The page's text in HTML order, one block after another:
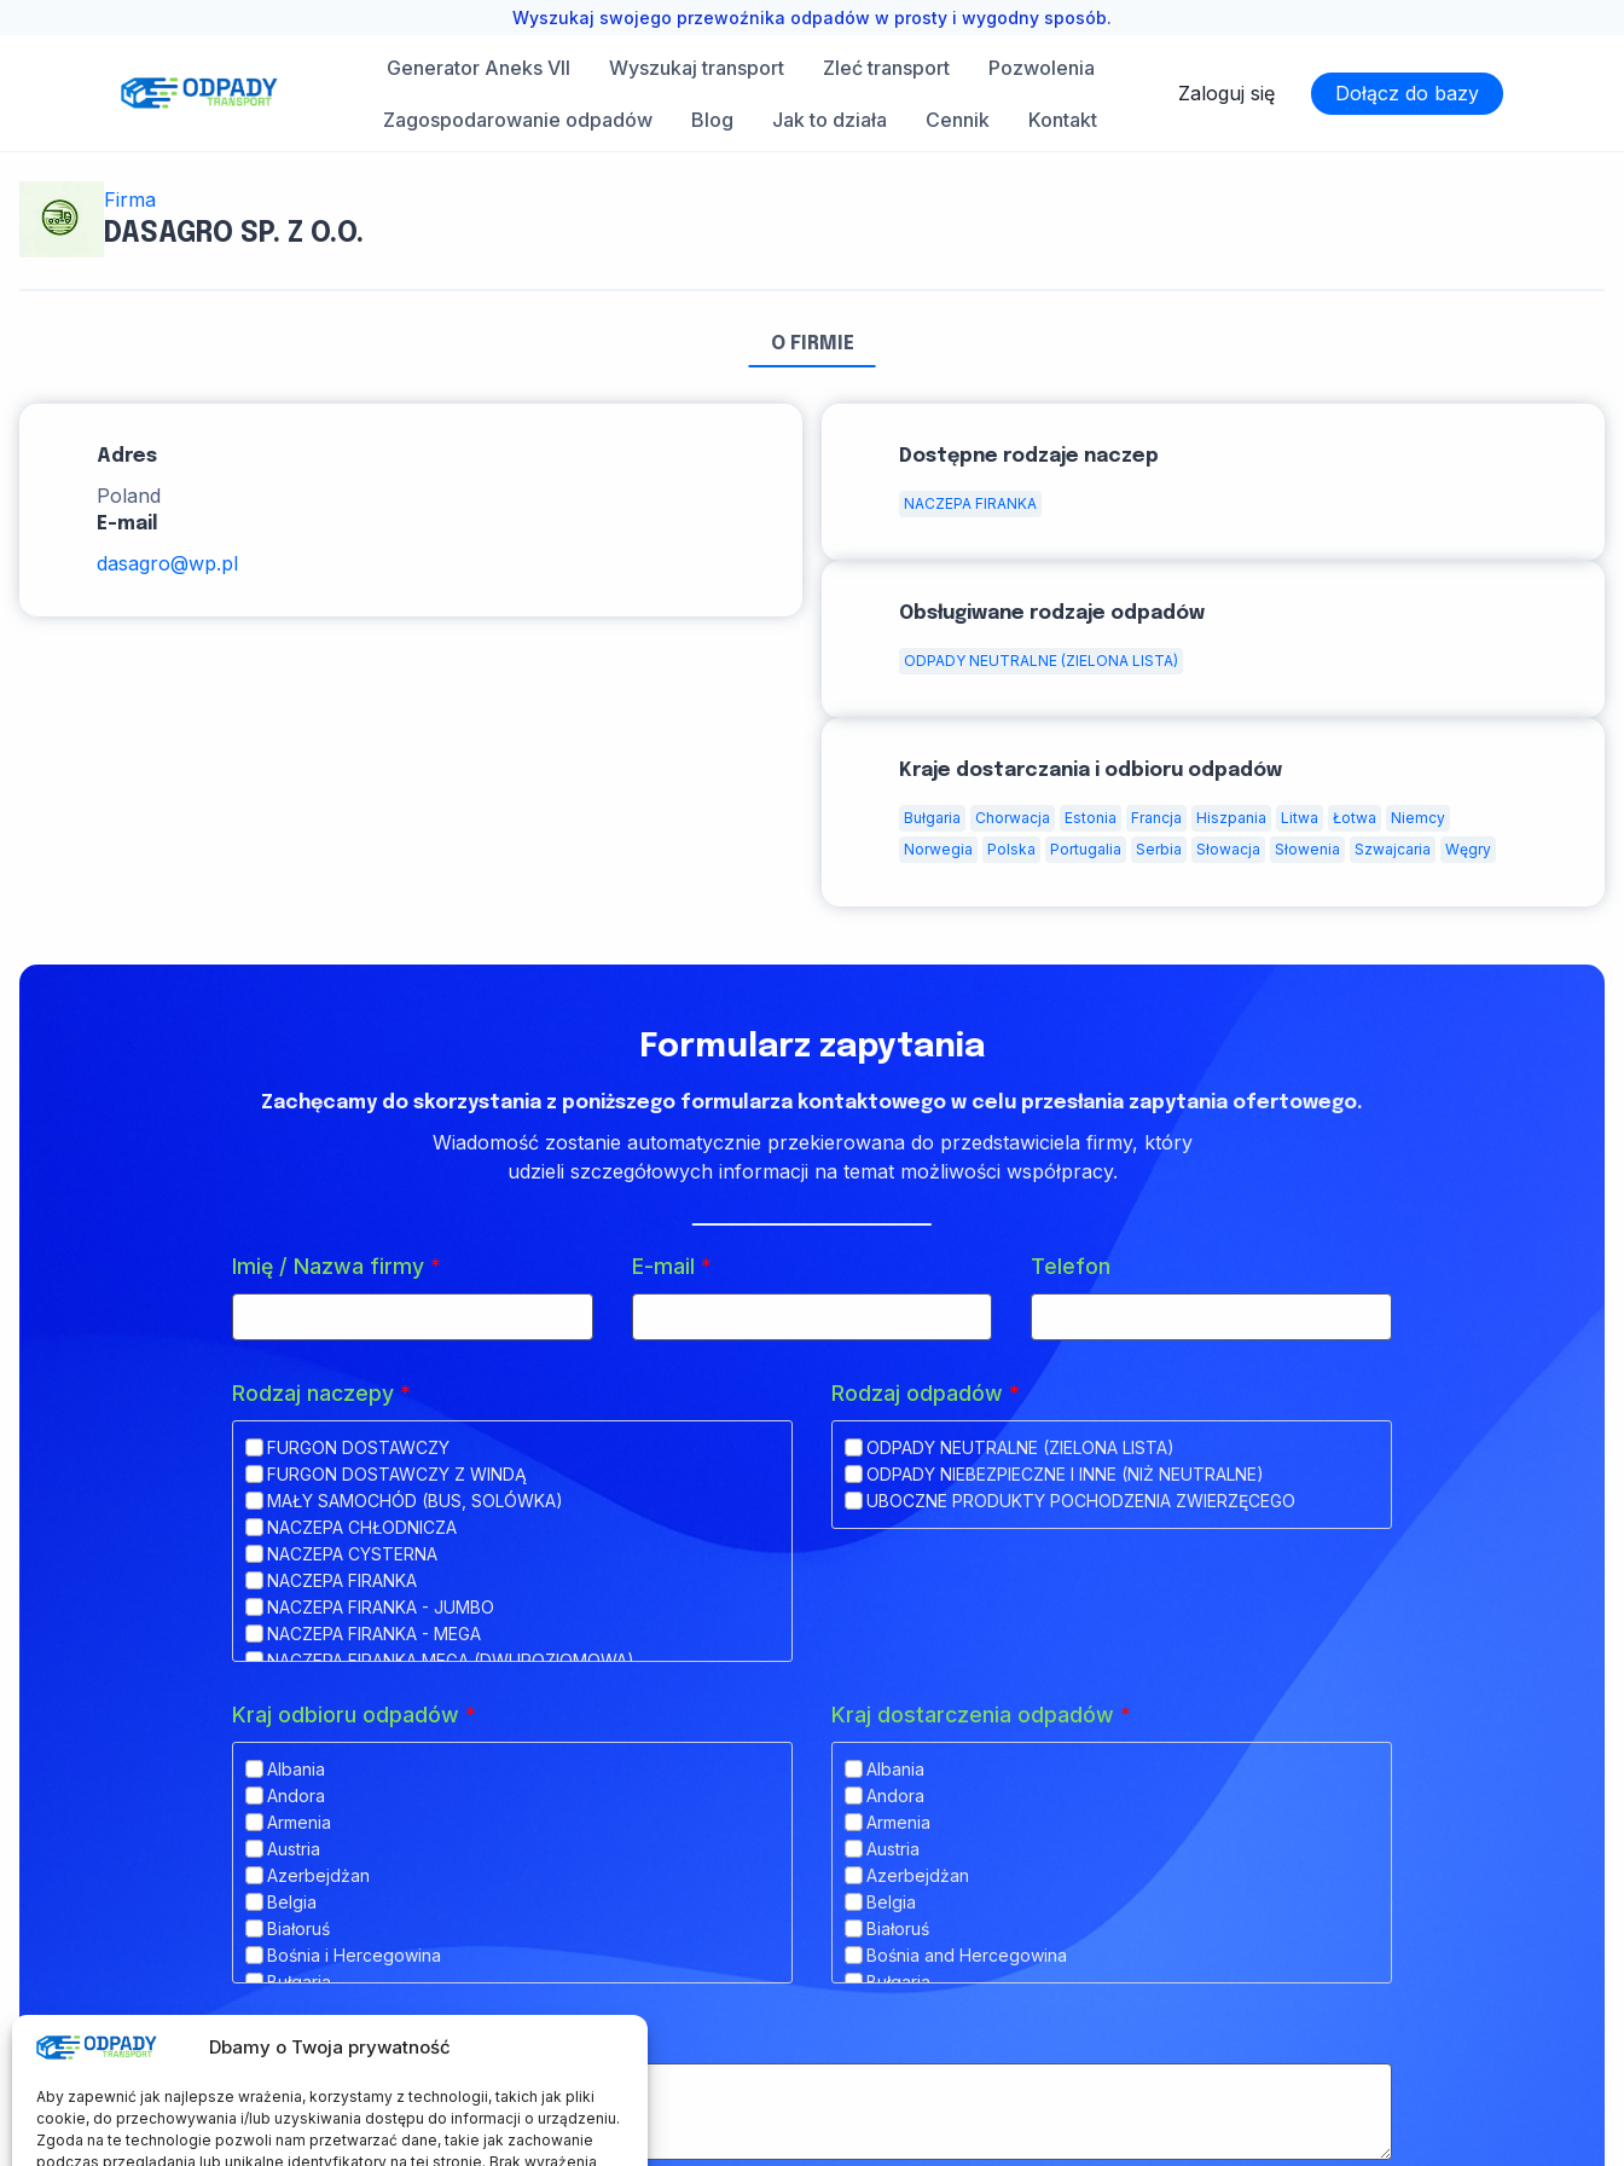
Dbamy o Twoja prywatność
Aby zapewnić jak najlepsze wrażenia, korzystamy z technologii, takich jak pliki
cookie, do przechowywania i/lub uzyskiwania dostępu do informacji o urządzeniu.
Zgoda na te technologie pozwoli nam przetwarzać dane, takie jak zachowanie
podczas przeglądania lub unikalne identyfikatory na tej stronie. Brak wyrażenia
Wyszukaj swojego przewoźnika odpadów w prosty i wygodny sposób.
Generator Aneks VII Wyszukaj transport Zleć transport Pozwolenia
Zagospodarowanie odpadów Blog Jak to działa Cennik Kontakt
Zaloguj się Dołącz do bazy
Firma
DASAGRO SP. Z O.O.
O FIRMIE
Adres
Poland
E-mail
dasagro@wp.pl
Dostępne rodzaje naczep
NACZEPA FIRANKA
Obsługiwane rodzaje odpadów
ODPADY NEUTRALNE (ZIELONA LISTA)
Kraje dostarczania i odbioru odpadów
Bułgaria Chorwacja Estonia Francja Hiszpania Litwa Łotwa
Niemcy
Norwegia
Polska Portugalia Serbia Słowacja Słowenia Szwajcaria Węgry
Formularz zapytania
Zachęcamy do skorzystania z poniższego formularza kontaktowego w celu przesłania zapytania ofertowego.
Wiadomość zostanie automatycznie przekierowana do przedstawiciela firmy, który
udzieli szczegółowych informacji na temat możliwości współpracy.
Imię / Nazwa firmy * E-mail * Telefon
Rodzaj naczepy *
FURGON DOSTAWCZY
FURGON DOSTAWCZY Z WINDĄ
MAŁY SAMOCHÓD (BUS, SOLÓWKA)
NACZEPA CHŁODNICZA
NACZEPA CYSTERNA
NACZEPA FIRANKA
NACZEPA FIRANKA - JUMBO
NACZEPA FIRANKA - MEGA
NACZEPA FIRANKA MEGA (DWUPOZIOMOWA)
NACZEPA HAKOWA Z PRZYCZEPĄ
NACZEPA IZOTERMA
NACZEPA KŁONICOWA
NACZEPA KONTENEROWA
NACZEPA MEGA (NISKOPODWOZIOWA)
NACZEPA NISKOPODWOZIOWA
NACZEPA NISKOPODWOZIOWA Z OBNIŻONYM POKŁADEM
NACZEPA ODKRYTA (FLATBED)
NACZEPA PLATFORMA
NACZEPA PLATFORMOWA BDF
NACZEPA PRZEZNACZONA DO TRANSPORTU ZWIERZĄT
NACZEPA TELEMEGA
NACZEPA TYPU INLOADER
NACZEPA TYPU JOLODA
Rodzaj odpadów *
ODPADY NEUTRALNE (ZIELONA LISTA)
ODPADY NIEBEZPIECZNE I INNE (NIŻ NEUTRALNE)
UBOCZNE PRODUKTY POCHODZENIA ZWIERZĘCEGO
Kraj odbioru odpadów *
Albania
Andora
Armenia
Austria
Azerbejdżan
Belgia
Białoruś
Bośnia i Hercegowina
Bułgaria
Czarnogóra
Czechy
Dania
Estonia
Kraj dostarczenia odpadów *
Albania
Andora
Armenia
Austria
Azerbejdżan
Belgia
Białoruś
Bośnia and Hercegowina
Bułgaria
Czarnogóra
Dodatkowe informacje